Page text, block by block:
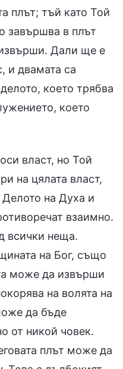
плът; тъй като Той
завършва в плът
Дали ще е
и двамата са
което трябва
което
власт, но Той
на цялата власт,
Делото на Духа и
взаимно.
всички неща.
на Бог, също
може да извърши
на волята на
да бъде
от никой човек.
плът може да